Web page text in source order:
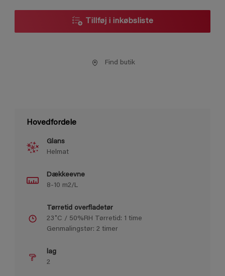
Tillføj i inkøbsliste
Find butik
Hovedfordele
Glans
Helmat
Dækkeevne
8-10 m2/L
Tørretid overfladetør
23˚C / 50%RH Tørretid: 1 time
Genmalingstør: 2 timer
lag
2